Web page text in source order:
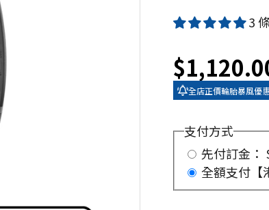
3
全店正價輪胎暴風優
支付方式
先付訂金：
全額支付【